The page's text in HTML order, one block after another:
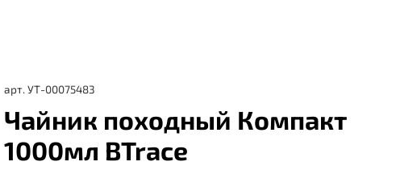
арт. УТ-00075483
Чайник походный Компакт
1000мл BTrace